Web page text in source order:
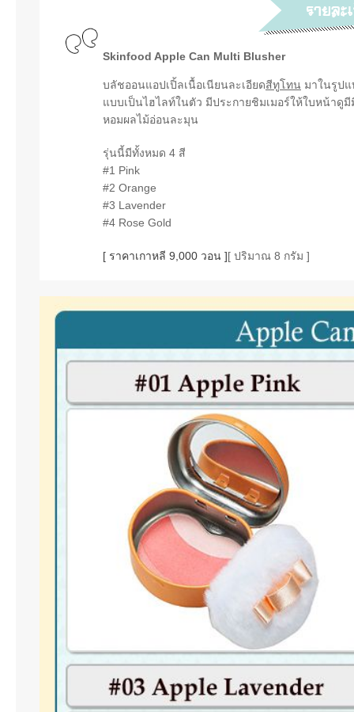
Skinfood Apple Can Multi Blusher
บลัชออนแอปเปิ้ลเนื้อเนียนละเอียดสีทูโทน มาในรูป
แบบเป็นไฮไลท์ในตัว มีประกายชิมเมอร์ให้ใบหน้า
หอมผลไม้อ่อนละมุน
รุ่นนี้มีทั้งหมด 4 สี
#1 Pink
#2 Orange
#3 Lavender
#4 Rose Gold
[ ราคาเกาหลี 9,000 วอน ][ ปริมาณ 8 กรัม ]